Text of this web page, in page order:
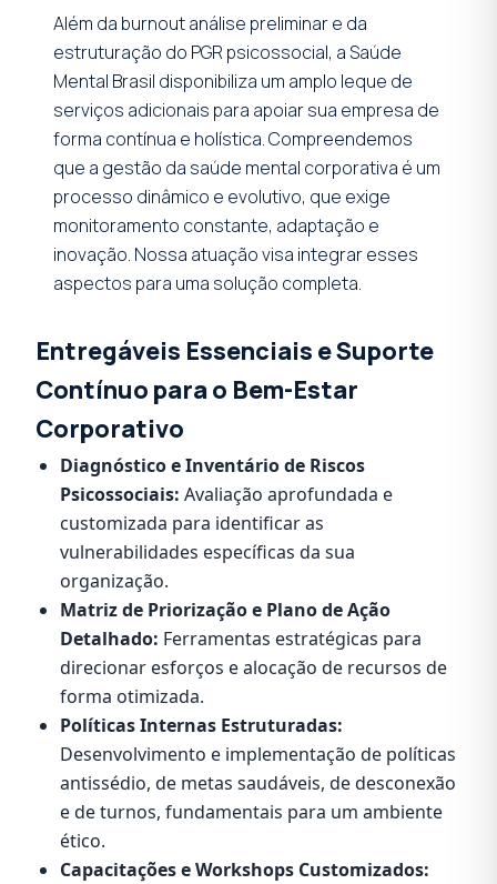
Além da burnout análise preliminar e da
estruturação do PGR psicossocial, a Saúde
Mental Brasil disponibiliza um amplo leque de
serviços adicionais para apoiar sua empresa de
forma contínua e holística. Compreendemos
que a gestão da saúde mental corporativa é um
processo dinâmico e evolutivo, que exige
monitoramento constante, adaptação e
inovação. Nossa atuação visa integrar esses
aspectos para uma solução completa.
Entregáveis Essenciais e Suporte
Contínuo para o Bem-Estar
Corporativo
Diagnóstico e Inventário de Riscos
Psicossociais: Avaliação aprofundada e
customizada para identificar as
vulnerabilidades específicas da sua
organização.
Matriz de Priorização e Plano de Ação
Detalhado: Ferramentas estratégicas para
direcionar esforços e alocação de recursos de
forma otimizada.
Políticas Internas Estruturadas:
Desenvolvimento e implementação de políticas
antissédio, de metas saudáveis, de desconexão
e de turnos, fundamentais para um ambiente
ético.
Capacitações e Workshops Customizados: